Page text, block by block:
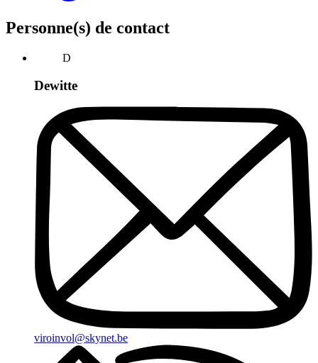
Personne(s) de contact
D
Dewitte
viroinvol@skynet.be